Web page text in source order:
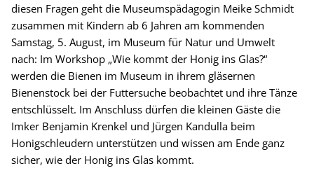
diesen Fragen geht die Museumspädagogin Meike Schmidt
zusammen mit Kindern ab 6 Jahren am kommenden
Samstag, 5. August, im Museum für Natur und Umwelt
nach: Im Workshop „Wie kommt der Honig ins Glas?“
werden die Bienen im Museum in ihrem gläsernen
Bienenstock bei der Futtersuche beobachtet und ihre Tänze
entschlüsselt. Im Anschluss dürfen die kleinen Gäste die
Imker Benjamin Krenkel und Jürgen Kandulla beim
Honigschleudern unterstützen und wissen am Ende ganz
sicher, wie der Honig ins Glas kommt.